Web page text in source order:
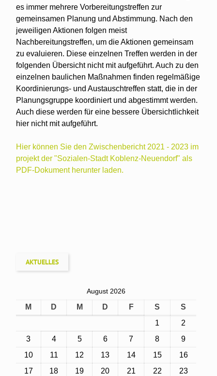
es immer mehrere Vorbereitungstreffen zur
gemeinsamen Planung und Abstimmung. Nach den
jeweiligen Aktionen folgen meist
Nachbereitungstreffen, um die Aktionen gemeinsam
zu evaluieren. Diese einzelnen Treffen werden in der
folgenden Übersicht nicht mit aufgeführt. Auch zu den
einzelnen baulichen Maßnahmen finden regelmäßige
Koordinierungs- und Austauschtreffen statt, die in der
Planungsgruppe koordiniert und abgestimmt werden.
Auch diese werden für eine bessere Übersichtlichkeit
hier nicht mit aufgeführt.
Hier können Sie den Zwischenbericht 2021 - 2023 im
projekt der "Sozialen-Stadt Koblenz-Neuendorf" als
PDF-Dokument herunter laden.
AKTUELLES
August 2026
M D M D F S
S
1
2
3
4 5 6 7 8
9
10
11 12 13 14 15
16
17
18 19 20 21 22
23